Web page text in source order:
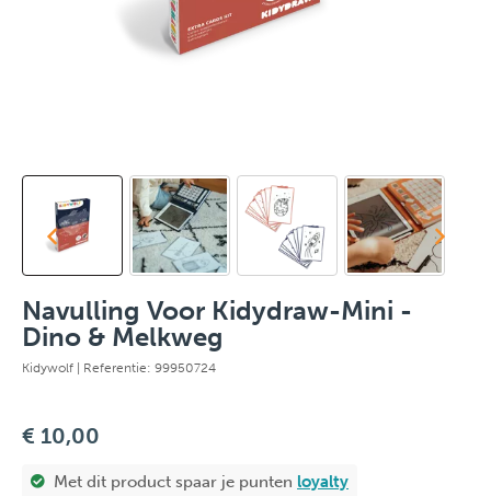
Navulling Voor Kidydraw-Mini -
Dino & Melkweg
Kidywolf | Referentie: 99950724
€ 10,00
Met dit product spaar je punten loyalty